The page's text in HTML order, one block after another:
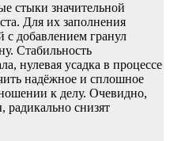
стыки значительной
Для их заполнения
с добавлением гранул
Стабильность
нулевая усадка в процессе
надёжное и сплошное
к делу. Очевидно,
радикально снизят